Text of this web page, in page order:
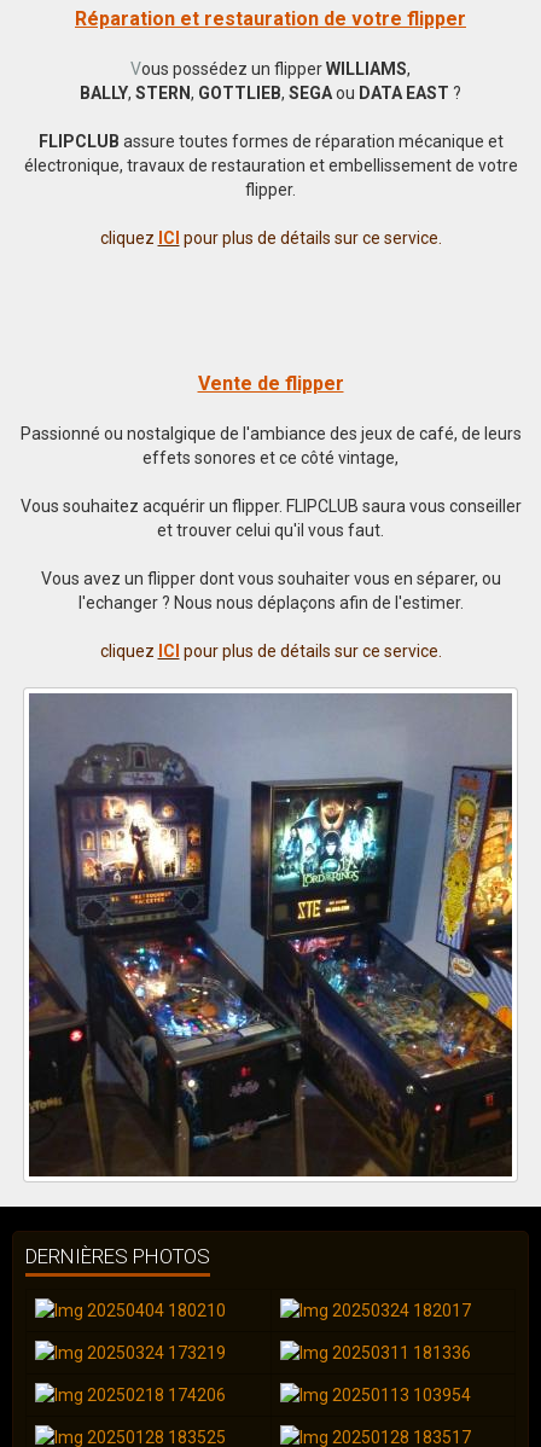
Réparation et restauration de votre flipper
Vous possédez un flipperWILLIAMS,
BALLY, STERN, GOTTLIEB, SEGAou DATA EAST ?
FLIPCLUB assure toutes formes de réparation mécanique et
électronique, travaux de restauration et embellissement de votre
flipper.
cliquez ICI pour plus de détails sur ce service.
Vente de flipper
Passionné ou nostalgique de l'ambiance des jeux de café, de leurs
effets sonores et ce côté vintage,
Vous souhaitez acquérir un flipper. FLIPCLUB saura vous conseiller
et trouver celui qu'il vous faut.
Vous avez un flipper dont vous souhaiter vous en séparer, ou
l'echanger ? Nous nous déplaçons afin de l'estimer.
cliquez ICI pour plus de détails sur ce service.
DERNIÈRES PHOTOS